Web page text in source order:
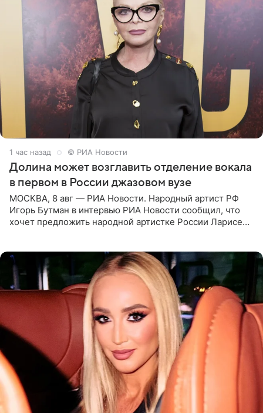
1 час назад © РИА Новости
Долина может возглавить отделение вокала
в первом в России джазовом вузе
МОСКВА, 8 авг — РИА Новости. Народный артист РФ
Игорь Бутман в интервью РИА Новости сообщил, что
хочет предложить народной артистке России Ларисе